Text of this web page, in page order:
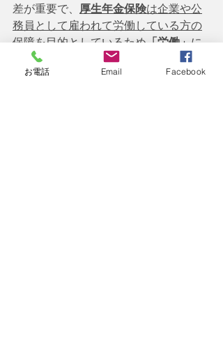
差が重要で、 厚生年金保険は企業や公
務員として雇われて労働している方の
保障を目的としているため「労働」に
支障があるかどうかが焦点となる一方
で、国民年金
は国民全員の生活の保障
お電話 Email Facebook